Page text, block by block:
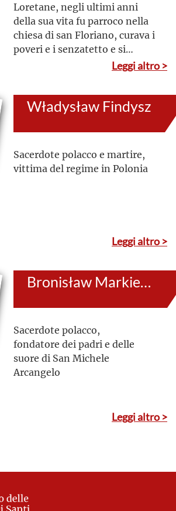
Loretane, negli ultimi anni
della sua vita fu parroco nella
chiesa di san Floriano, curava i
poveri e i senzatetto e si
dedicò anche all'apostolatoLeggi altro >
Władysław Findysz
Sacerdote polacco e martire,
vittima del regime in Polonia
Leggi altro >
Bronisław Markiewicz
Sacerdote polacco,
fondatore dei padri e delle
suore di San Michele
Arcangelo
Leggi altro >